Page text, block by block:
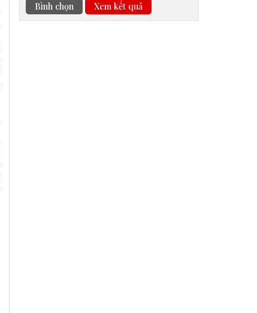
Bình chọn Xem kết quả